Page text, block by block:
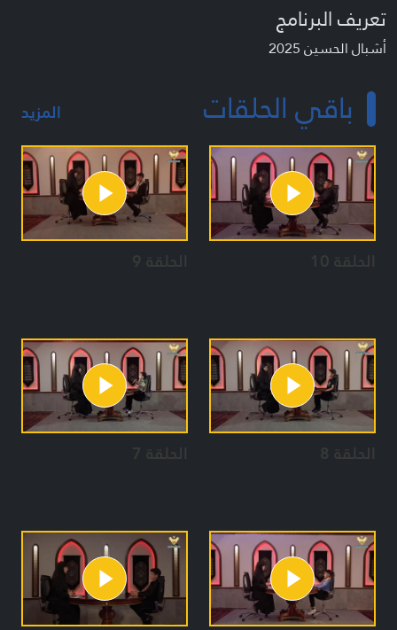
تعريف البرنامج
أشبال الحسين 2025
باقي الحلقات المزيد
الحلقة 10 الحلقة 9
الحلقة 8 الحلقة 7